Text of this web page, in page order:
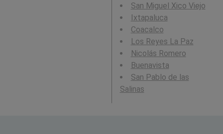
San Miguel Xico Viejo
Ixtapaluca
Coacalco
Los Reyes La Paz
Nicolás Romero
Buenavista
San Pablo de las
Salinas